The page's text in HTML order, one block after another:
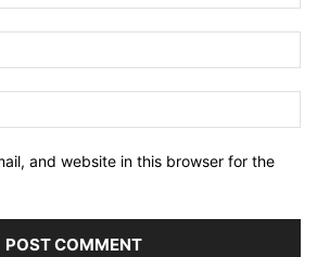
and website in this browser for the